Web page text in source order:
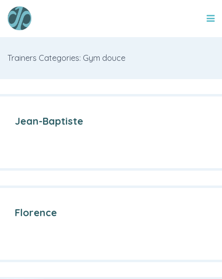
Trainers Categories: Gym douce
Jean-Baptiste
Florence